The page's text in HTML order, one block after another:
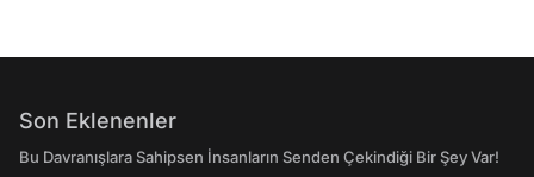
Son Eklenenler
Bu Davranışlara Sahipsen İnsanların Senden Çekindiği Bir Şey Var!